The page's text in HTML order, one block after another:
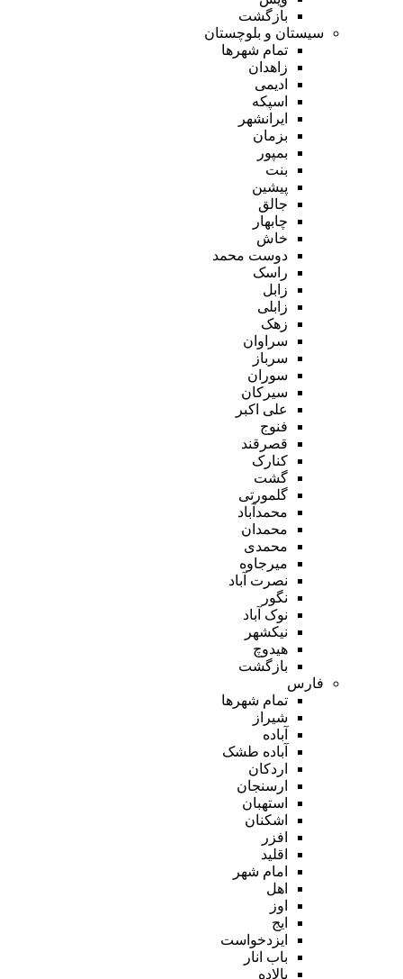
بازگشت
سیستان و بلوچستان
تمام شهر‌ها
زاهدان
ادیمی
اسپکه
ایرانشهر
بزمان
بمپور
بنت
پیشین
جالق
چابهار
خاش
دوست محمد
راسک
زابل
زابلی
زهک
سراوان
سرباز
سوران
سیرکان
علی اکبر
فنوج
قصرقند
کنارک
گشت
گلمورتی
محمدآباد
محمدان
محمدی
میرجاوه
نصرت آباد
نگور
نوک آباد
نیکشهر
هیدوچ
بازگشت
فارس
تمام شهر‌ها
شیراز
آباده
آباده طشک
اردکان
ارسنجان
استهبان
اشکنان
افزر
اقلید
امام شهر
اهل
اوز
ایج
ایزدخواست
باب انار
بالاده